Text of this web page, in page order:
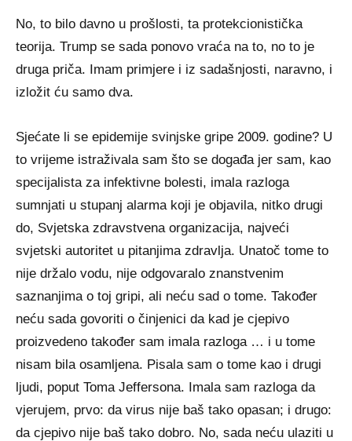
No, to bilo davno u prošlosti, ta protekcionistička
teorija. Trump se sada ponovo vraća na to, no to je
druga priča. Imam primjere i iz sadašnjosti, naravno, i
izložit ću samo dva.
Sjećate li se epidemije svinjske gripe 2009. godine? U
to vrijeme istraživala sam što se događa jer sam, kao
specijalista za infektivne bolesti, imala razloga
sumnjati u stupanj alarma koji je objavila, nitko drugi
do, Svjetska zdravstvena organizacija, najveći
svjetski autoritet u pitanjima zdravlja. Unatoč tome to
nije držalo vodu, nije odgovaralo znanstvenim
saznanjima o toj gripi, ali neću sad o tome. Također
neću sada govoriti o činjenici da kad je cjepivo
proizvedeno također sam imala razloga … i u tome
nisam bila osamljena. Pisala sam o tome kao i drugi
ljudi, poput Toma Jeffersona. Imala sam razloga da
vjerujem, prvo: da virus nije baš tako opasan; i drugo:
da cjepivo nije baš tako dobro. No, sada neću ulaziti u